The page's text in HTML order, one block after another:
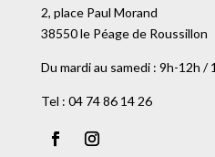
2, place Paul Morand
38550 le Péage de Roussillon
Du mardi au samedi : 9h-12h /
Tel : 04 74 86 14 26